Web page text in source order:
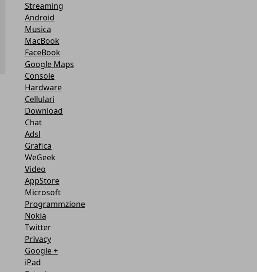
Streaming
Android
Musica
MacBook
FaceBook
Google Maps
Console
Hardware
Cellulari
Download
Chat
Adsl
Grafica
WeGeek
Video
AppStore
Microsoft
Programmzione
Nokia
Twitter
Privacy
Google +
iPad